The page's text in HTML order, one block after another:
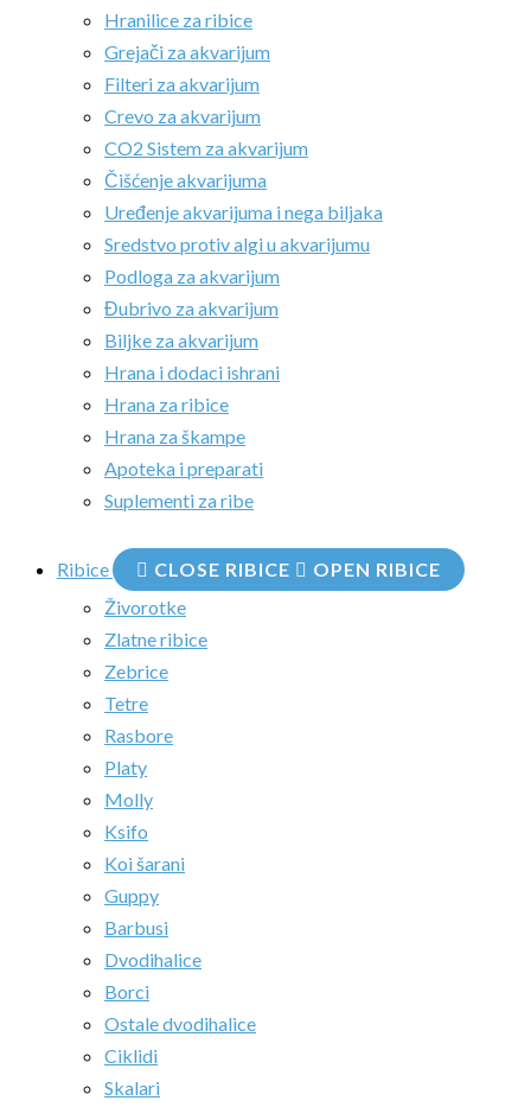
Hranilice za ribice
Grejači za akvarijum
Filteri za akvarijum
Crevo za akvarijum
CO2 Sistem za akvarijum
Čišćenje akvarijuma
Uređenje akvarijuma i nega biljaka
Sredstvo protiv algi u akvarijumu
Podloga za akvarijum
Đubrivo za akvarijum
Biljke za akvarijum
Hrana i dodaci ishrani
Hrana za ribice
Hrana za škampe
Apoteka i preparati
Suplementi za ribe
Ribice CLOSE RIBICE
OPEN RIBICE
Živorotke
Zlatne ribice
Zebrice
Tetre
Rasbore
Platy
Molly
Ksifo
Koi šarani
Guppy
Barbusi
Dvodihalice
Borci
Ostale dvodihalice
Ciklidi
Skalari